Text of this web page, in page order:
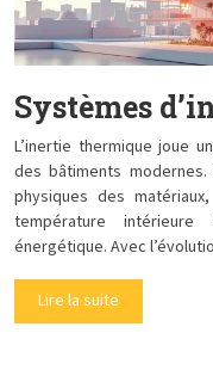
Systèmes
L’inertie thermique joue
des bâtiments
physiques des
température
énergétique. Avec
Lire la suite